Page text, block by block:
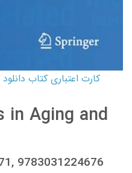
in Aging and
9783031224676